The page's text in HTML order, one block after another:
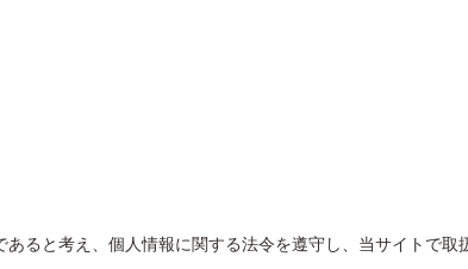
ると考え、個人情報に関する法令を遵守し、当サイトで取